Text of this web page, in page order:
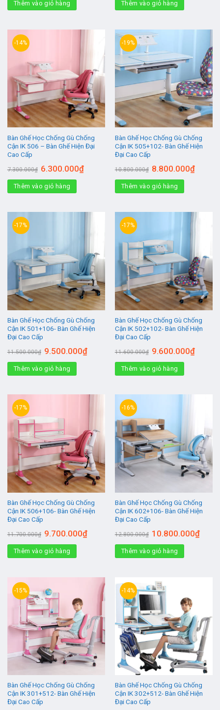
4.500.000₫.
2.900.000₫.
Thêm vào giỏ hàng
4.800.000₫.
Thêm vào giỏ hàng
-14%
Bàn Ghế Học Chống Gù Chống
Cận IK 506 – Bàn Ghế Hiện Đại
Cao Cấp
7.300.000₫ Giá
gốc
là:
7.300.000₫.
6.300.000₫Giá
6.300.000₫.
Thêm vào giỏ hàng
-19%
Bàn Ghế Học Chống Gù Chống
Cận IK 505+102- Bàn Ghế Hiện
Đại Cao Cấp
10.800.000₫ Giá
gốc
là:
10.800.000₫.
8.800.000₫Giá
Thêm vào giỏ hàng
-17%
Bàn Ghế Học Chống Gù Chống
Cận IK 501+106- Bàn Ghế Hiện
Đại Cao Cấp
11.500.000₫ Giá
gốc
là:
11.500.000₫.
9.500.000₫Giá
9.500.000₫.
Thêm vào giỏ hàng
-17%
Bàn Ghế Học Chống Gù Chống
Cận IK 502+102- Bàn Ghế Hiện
Đại Cao Cấp
11.600.000₫ Giá
gốc
là:
11.600.000₫.
9.600.000₫Giá
Thêm vào giỏ hàng
-17%
Bàn Ghế Học Chống Gù Chống
Cận IK 506+106- Bàn Ghế Hiện
Đại Cao Cấp
11.700.000₫ Giá
gốc
là:
11.700.000₫.
9.700.000₫Giá
9.700.000₫.
Thêm vào giỏ hàng
-16%
Bàn Ghế Học Chống Gù Chống
Cận IK 602+106- Bàn Ghế Hiện
Đại Cao Cấp
12.800.000₫ Giá
gốc
là:
12.800.000₫.
10.800.000₫Giá
Thêm vào giỏ hàng
-15%
Bàn Ghế Học Chống Gù Chống
Cận IK 301+512- Bàn Ghế Hiện
Đại Cao Cấp
-14%
Bàn Ghế Học Chống Gù Chống
Cận IK 302+512- Bàn Ghế Hiện
Đại Cao Cấp